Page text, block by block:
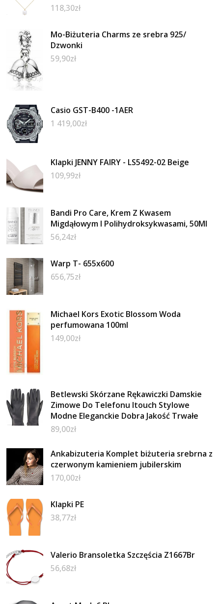
118,30zł
Mo-Biżuteria Charms ze srebra 925/
Dzwonki
59,90zł
Casio GST-B400 -1AER
1 419,00zł
Klapki JENNY FAIRY - LS5492-02 Beige
109,99zł
Bandi Pro Care, Krem Z Kwasem
Migdąłowym I Polihydroksykwasami, 50Ml
56,24zł
Warp T- 655x600
656,75zł
Michael Kors Exotic Blossom Woda
perfumowana 100ml
149,00zł
Betlewski Skórzane Rękawiczki Damskie
Zimowe Do Telefonu Itouch Stylowe
Modne Eleganckie Dobra Jakość Trwałe
89,00zł
Ankabizuteria Komplet biżuteria srebrna z
czerwonym kamieniem jubilerskim
170,00zł
Klapki PE
38,77zł
Valerio Bransoletka Szczęścia Z1667Br
56,68zł